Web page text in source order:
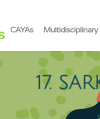
CAYAs Multidisciplinary